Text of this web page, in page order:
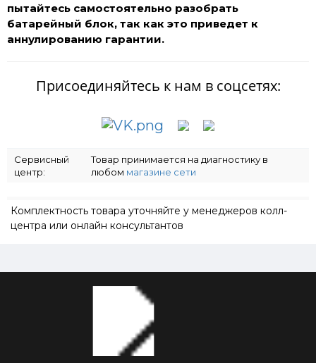
пытайтесь самостоятельно разобрать
батарейный блок, так как это приведет к
аннулированию гарантии.
Присоединяйтесь к нам в соцсетях:
Сервисный
центр:
Товар принимается на диагностику в
любом магазине сети
Комплектность товара уточняйте у менеджеров колл-
центра или онлайн консультантов